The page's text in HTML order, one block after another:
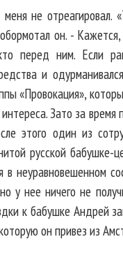
не
он. -
перед ним. Если
и
«Провокация»,
Зато за
этого один из
русской бабушке-
в неуравновешенном
у нее ничего не
к бабушке Андрей
он привез из